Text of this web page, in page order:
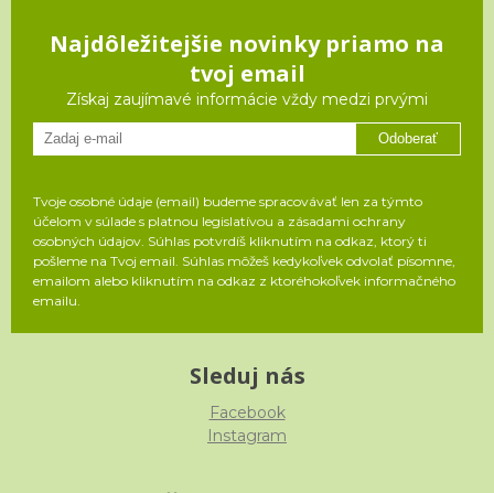
Najdôležitejšie novinky priamo na
tvoj email
Získaj zaujímavé informácie vždy medzi prvými
Odoberať
Tvoje osobné údaje (email) budeme spracovávať len za týmto
účelom v súlade s platnou legislatívou a zásadami ochrany
osobných údajov. Súhlas potvrdíš kliknutím na odkaz, ktorý ti
pošleme na Tvoj email. Súhlas môžeš kedykoľvek odvolať písomne,
emailom alebo kliknutím na odkaz z ktoréhokoľvek informačného
emailu.
Sleduj nás
Facebook
Instagram